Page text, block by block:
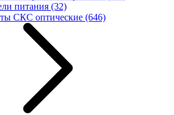
питания (32)
СКС оптические (646)